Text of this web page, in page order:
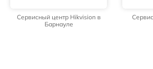
Сервисный центр Hikvision в
Барнауле